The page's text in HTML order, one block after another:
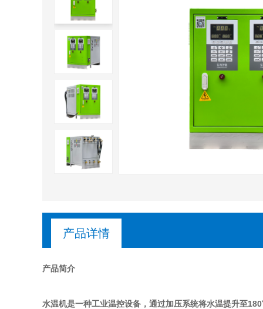
产品详情
产品简介
水温机是一种工业温控设备 ，通过加压系统将水温提升至